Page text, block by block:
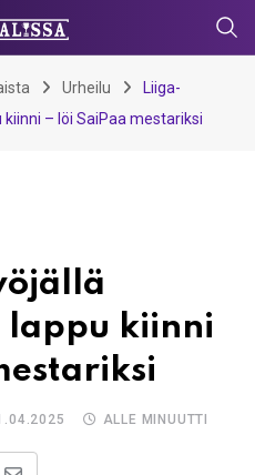
Urheilu
Liiga-
– löi SaiPaa mestariksi
lappu kiinni
ALLE MINUUTTI